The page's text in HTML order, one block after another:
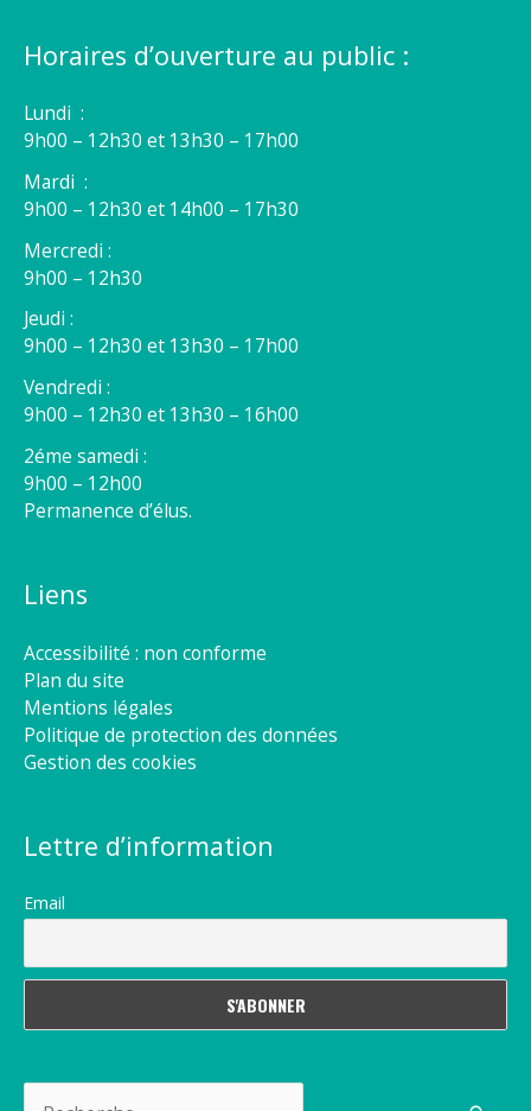
Horaires d’ouverture au public :
Lundi :
9h00 – 12h30 et 13h30 – 17h00
Mardi :
9h00 – 12h30 et 14h00 – 17h30
Mercredi :
9h00 – 12h30
Jeudi :
9h00 – 12h30 et 13h30 – 17h00
Vendredi :
9h00 – 12h30 et 13h30 – 16h00
2éme samedi :
9h00 – 12h00
Permanence d’élus.
Liens
Accessibilité : non conforme
Plan du site
Mentions légales
Politique de protection des données
Gestion des cookies
Lettre d’information
Email